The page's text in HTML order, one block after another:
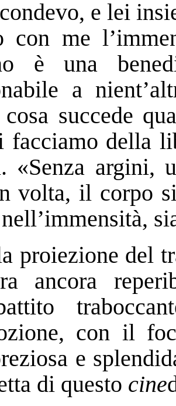
e lei
con me
è una
a
succede
facciamo della
«Senza argini,
volta, il corpo
proiezione del
ancora
con il
e
di questo cine